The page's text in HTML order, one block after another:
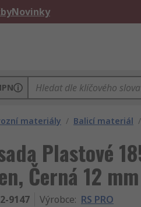
Novinky
materiály / Balicí materiál /
Plastové
Černá 12
9147 Výrobce: RS PRO